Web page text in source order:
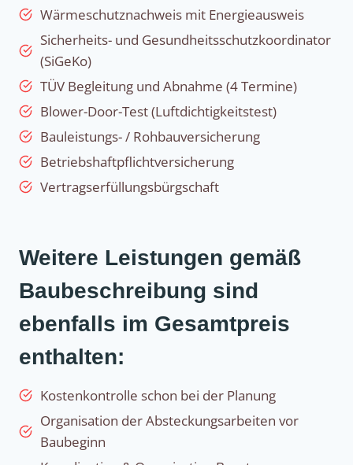
Wärmeschutznachweis mit Energieausweis
Sicherheits- und Gesundheitsschutzkoordinator
(SiGeKo)
TÜV Begleitung und Abnahme (4 Termine)
Blower-Door-Test (Luftdichtigkeitstest)
Bauleistungs- / Rohbauversicherung
Betriebshaftpflichtversicherung
Vertragserfüllungsbürgschaft
Weitere Leistungen gemäß
Baubeschreibung sind
ebenfalls im Gesamtpreis
enthalten:
Kostenkontrolle schon bei der Planung
Organisation der Absteckungsarbeiten vor
Baubeginn